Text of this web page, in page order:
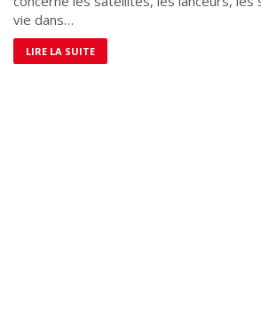
vie dans…
LIRE LA SUITE